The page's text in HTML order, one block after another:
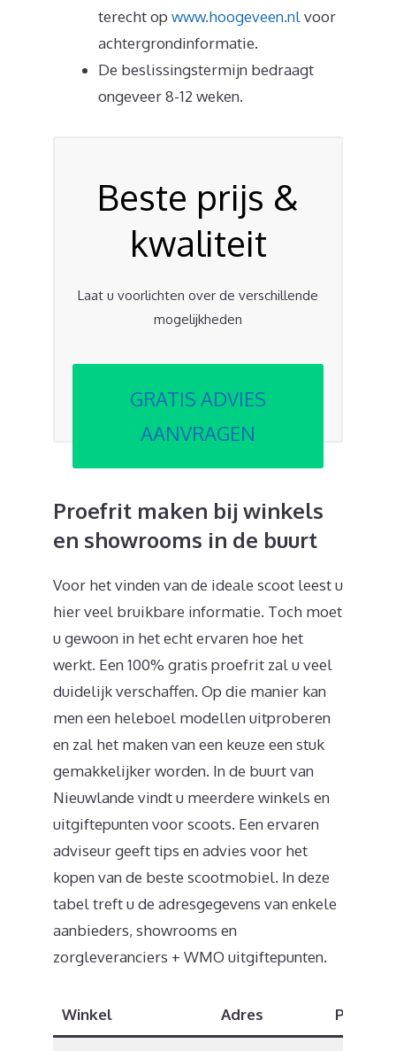
terecht op www.hoogeveen.nlvoor
achtergrondinformatie.
De beslissingstermijn bedraagt
ongeveer 8-12 weken.
Beste prijs &
kwaliteit
Laat u voorlichten over de verschillende
mogelijkheden
GRATIS ADVIES
AANVRAGEN
Proefrit maken bij winkels
en showrooms in de buurt
Voor het vinden van de ideale scoot leest u
hier veel bruikbare informatie. Toch moet
u gewoon in het echt ervaren hoe het
werkt. Een 100% gratis proefrit zal u veel
duidelijk verschaffen. Op die manier kan
men een heleboel modellen uitproberen
en zal het maken van een keuze een stuk
gemakkelijker worden. In de buurt van
Nieuwlande vindt u meerdere winkels en
uitgiftepunten voor scoots. Een ervaren
adviseur geeft tips en advies voor het
kopen van de beste scootmobiel. In deze
tabel treft u de adresgegevens van enkele
aanbieders, showrooms en
zorgleveranciers + WMO uitgiftepunten.
Winkel Adres